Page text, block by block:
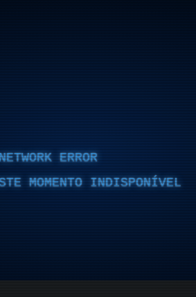
ERROR
MOMENTO INDISPONÍVEL